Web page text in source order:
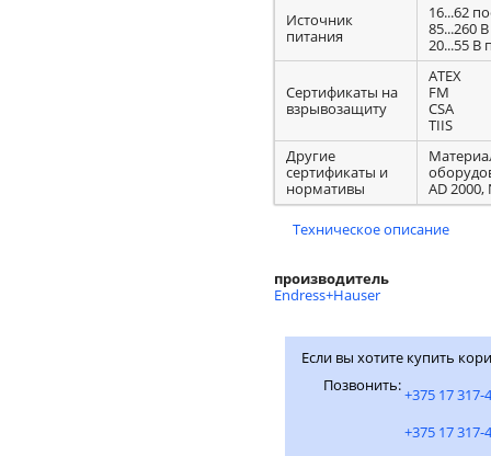
Источник
питания
16...62
85...260
20...55 В
Сертификаты на
взрывозащиту
ATEX
FM
CSA
TIIS
Другие
сертификаты и
нормативы
AD 2000,
Техническое описание
производитель
Endress+Hauser
Если вы хотите купить
Позвонить:
+375 17 317-
+375 17 317-